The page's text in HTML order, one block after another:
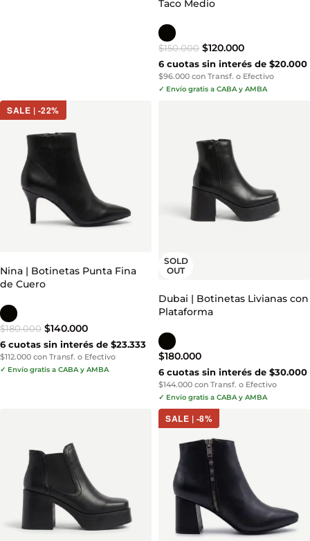
Taco Medio
$150.000 $120.000
6 cuotas sin interés de $20.000
$96.000 con Transf. o Efectivo
✓ Envío gratis a CABA y AMBA
SALE | -22%
Nina | Botinetas Punta Fina
de Cuero
$180.000 $140.000
6 cuotas sin interés de $23.333
$112.000 con Transf. o Efectivo
✓ Envío gratis a CABA y AMBA
SOLD
OUT
Dubai | Botinetas Livianas con
Plataforma
$180.000
6 cuotas sin interés de $30.000
$144.000 con Transf. o Efectivo
✓ Envío gratis a CABA y AMBA
SALE | -8%